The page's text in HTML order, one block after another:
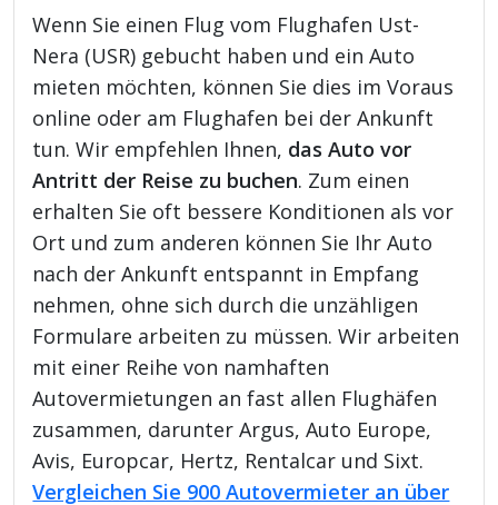
Wenn Sie einen Flug vom Flughafen Ust-
Nera (USR) gebucht haben und ein Auto
mieten möchten, können Sie dies im Voraus
online oder am Flughafen bei der Ankunft
tun. Wir empfehlen Ihnen, das Auto vor
Antritt der Reise zu buchen. Zum einen
erhalten Sie oft bessere Konditionen als vor
Ort und zum anderen können Sie Ihr Auto
nach der Ankunft entspannt in Empfang
nehmen, ohne sich durch die unzähligen
Formulare arbeiten zu müssen. Wir arbeiten
mit einer Reihe von namhaften
Autovermietungen an fast allen Flughäfen
zusammen, darunter Argus, Auto Europe,
Avis, Europcar, Hertz, Rentalcar und Sixt.
Vergleichen Sie 900 Autovermieter an über